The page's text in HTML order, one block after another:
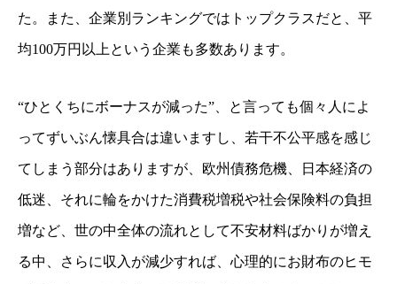
た。また、企業別ランキングではトップクラスだと、平
均100万円以上という企業も多数あります。
“ひとくちにボーナスが減った”、と言っても個々人によ
ってずいぶん懐具合は違いますし、若干不公平感を感じ
てしまう部分はありますが、欧州債務危機、日本経済の
低迷、それに輪をかけた消費税増税や社会保険料の負担
増など、世の中全体の流れとして不安材料ばかりが増え
る中、さらに収入が減少すれば、心理的にお財布のヒモ